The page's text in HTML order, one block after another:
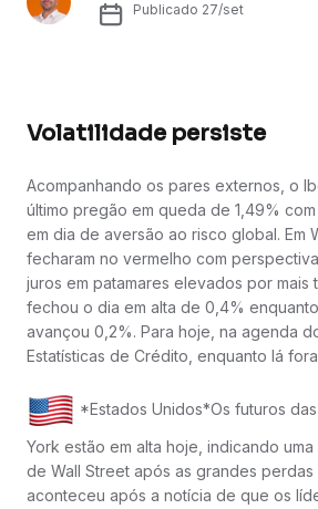
Publicado 27/set
Volatilidade persiste
Acompanhando os pares externos, o
último pregão em queda de 1,49%
em dia de aversão ao risco global. Em
fecharam no vermelho com
juros em patamares elevados por mais
fechou o dia em alta de 0,4%
avançou 0,2%. Para hoje, na agenda
Estatísticas de Crédito, enquanto lá
*Estados Unidos*Os futuros
York estão em alta hoje, indicando
de Wall Street após as grandes perdas
aconteceu após a notícia de que os